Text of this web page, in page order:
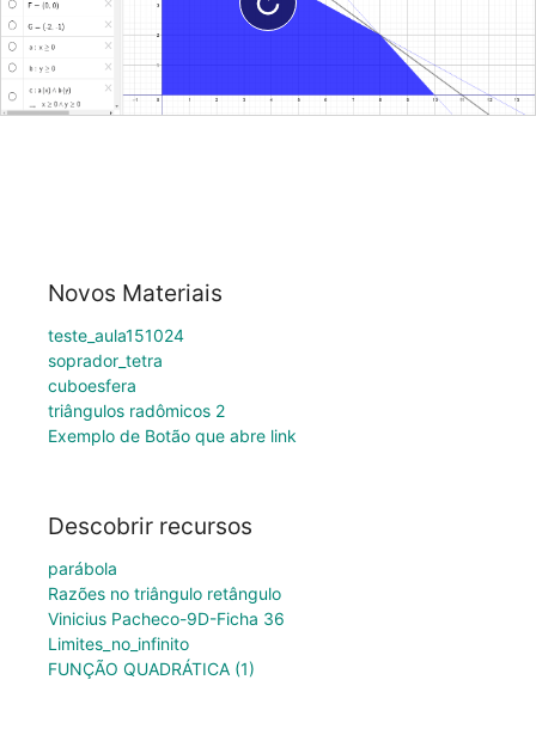
Novos Materiais
teste_aula151024
soprador_tetra
cuboesfera
triângulos radômicos 2
Exemplo de Botão que abre link
Descobrir recursos
parábola
Razões no triângulo retângulo
Vinicius Pacheco-9D-Ficha 36
Limites_no_infinito
FUNÇÃO QUADRÁTICA (1)